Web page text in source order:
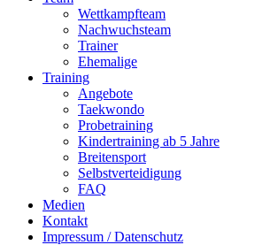
Wettkampfteam
Nachwuchsteam
Trainer
Ehemalige
Training
Angebote
Taekwondo
Probetraining
Kindertraining ab 5 Jahre
Breitensport
Selbstverteidigung
FAQ
Medien
Kontakt
Impressum / Datenschutz